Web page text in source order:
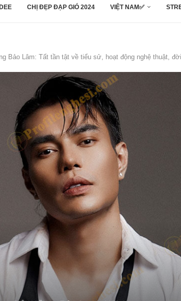
CHỊ ĐẸP ĐẠP GIÓ 2024 VIỆT NAM✅
Bảo Lâm: Tất tần tật về tiểu sử, hoạt động nghệ thuật,